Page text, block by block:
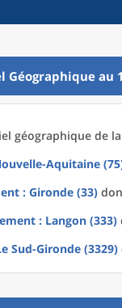
Géographique au
géographique de la
Aquitaine
: Gironde (33)
: Langon (333)
Sud-Gironde (3329)